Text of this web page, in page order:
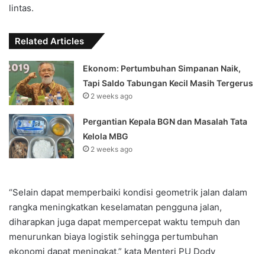
lintas.
Related Articles
Ekonom: Pertumbuhan Simpanan Naik,
Tapi Saldo Tabungan Kecil Masih Tergerus
2 weeks ago
Pergantian Kepala BGN dan Masalah Tata
Kelola MBG
2 weeks ago
“Selain dapat memperbaiki kondisi geometrik jalan dalam
rangka meningkatkan keselamatan pengguna jalan,
diharapkan juga dapat mempercepat waktu tempuh dan
menurunkan biaya logistik sehingga pertumbuhan
ekonomi dapat meningkat,” kata Menteri PU Dody